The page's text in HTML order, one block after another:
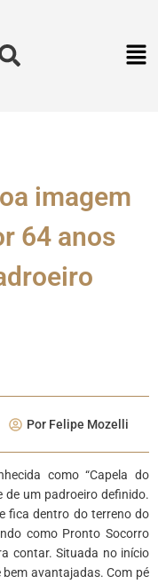
imagem
64 anos
Por Felipe Mozelli
como “Capela do
de um padroeiro definido.
fica dentro do terreno do
como Pronto Socorro
contar. Situada no início
avantajadas. Com pé